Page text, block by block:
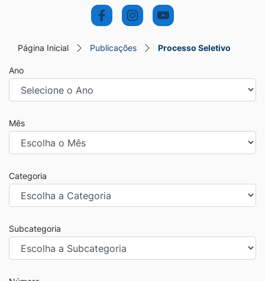
Página Inicial Publicações Processo Seletivo
Ano
Mês
Categoria
Subcategoria